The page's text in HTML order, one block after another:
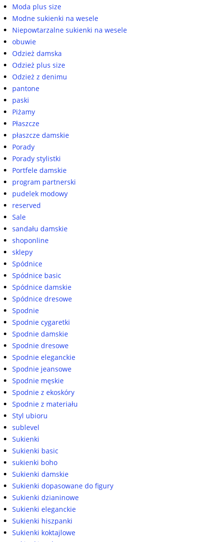
Moda plus size
Modne sukienki na wesele
Niepowtarzalne sukienki na wesele
obuwie
Odzież damska
Odzież plus size
Odzież z denimu
pantone
paski
Piżamy
Płaszcze
płaszcze damskie
Porady
Porady stylistki
Portfele damskie
program partnerski
pudelek modowy
reserved
Sale
sandału damskie
shoponline
sklepy
Spódnice
Spódnice basic
Spódnice damskie
Spódnice dresowe
Spodnie
Spodnie cygaretki
Spodnie damskie
Spodnie dresowe
Spodnie eleganckie
Spodnie jeansowe
Spodnie męskie
Spodnie z ekoskóry
Spodnie z materiału
Styl ubioru
sublevel
Sukienki
Sukienki basic
sukienki boho
Sukienki damskie
Sukienki dopasowane do figury
Sukienki dzianinowe
Sukienki eleganckie
Sukienki hiszpanki
Sukienki koktajlowe